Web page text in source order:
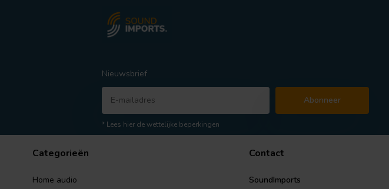
Nieuwsbrief
Abonneer
* Lees hier de wettelijke beperkingen
Categorieën
Home audio
Contact
SoundImports